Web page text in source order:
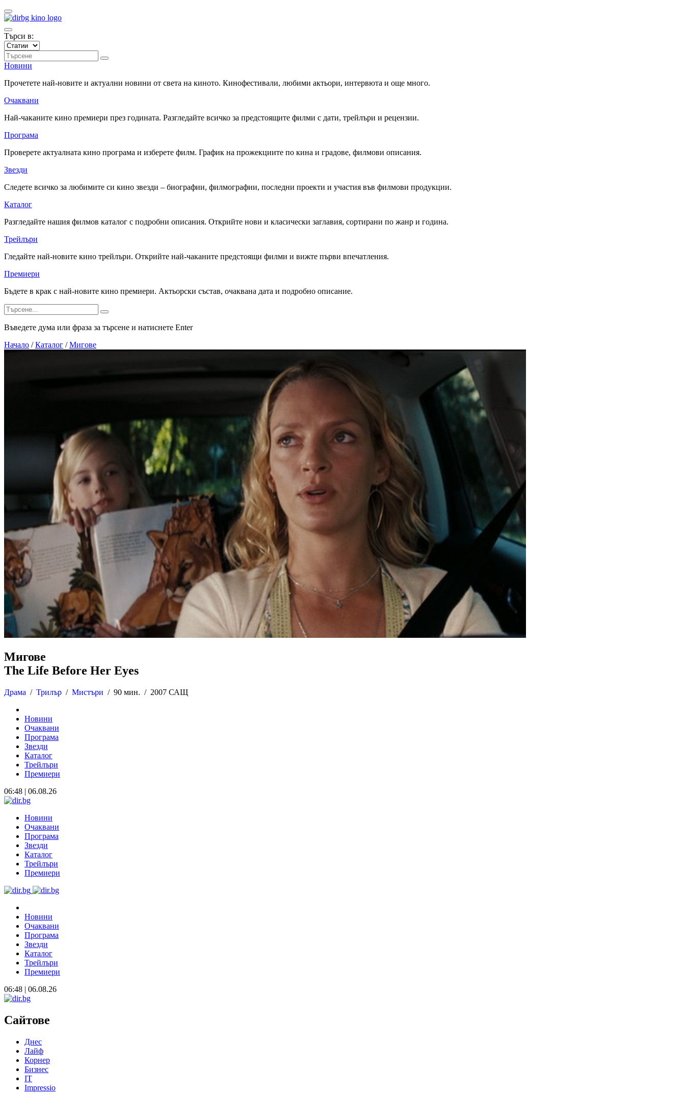
Търси в:
Новини
Прочетете най-новите и актуални новини от света на киното. Кинофестивали, любими актьори, интервюта и още много.
Очаквани
Най-чаканите кино премиери през годината. Разгледайте всичко за предстоящите филми с дати, трейлъри и рецензии.
Програма
Проверете актуалната кино програма и изберете филм. График на прожекциите по кина и градове, филмови описания.
Звезди
Следете всичко за любимите си кино звезди – биографии, филмографии, последни проекти и участия във филмови продукции.
Каталог
Разгледайте нашия филмов каталог с подробни описания. Открийте нови и класически заглавия, сортирани по жанр и година.
Трейлъри
Гледайте най-новите кино трейлъри. Открийте най-чаканите предстоящи филми и вижте първи впечатления.
Премиери
Бъдете в крак с най-новите кино премиери. Актьорски състав, очаквана дата и подробно описание.
Въведете дума или фраза за търсене и натиснете Enter
Начало / Каталог / Мигове
Мигове
The Life Before Her Eyes
Драма / Трилър / Мистъри / 90 мин. / 2007 САЩ
Новини
Очаквани
Програма
Звезди
Каталог
Трейлъри
Премиери
06:48 | 06.08.26
Новини
Очаквани
Програма
Звезди
Каталог
Трейлъри
Премиери
Новини
Очаквани
Програма
Звезди
Каталог
Трейлъри
Премиери
06:48 | 06.08.26
Сайтове
Днес
Лайф
Корнер
Бизнес
IT
Impressio